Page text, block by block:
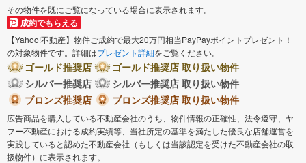
その物件を既にご覧になっている場合に表示されます。
成約でもらえる
【Yahoo!不動産】物件ご成約で最大20万円相当PayPayポイントプレゼント！
の対象物件です。詳細はプレゼント詳細をご覧ください。
ゴールド推奨店
ゴールド推奨店 取り扱い物件
シルバー推奨店
シルバー推奨店 取り扱い物件
ブロンズ推奨店
ブロンズ推奨店 取り扱い物件
広告商品を購入している不動産会社のうち、物件情報の正確性、法令遵守、ヤ
フー不動産における成約実績等、当社所定の基準を満たした優良な店舗運営を
実践していると認めた不動産会社（もしくは当該認定を受けた不動産会社の取
扱物件）に表示されます。